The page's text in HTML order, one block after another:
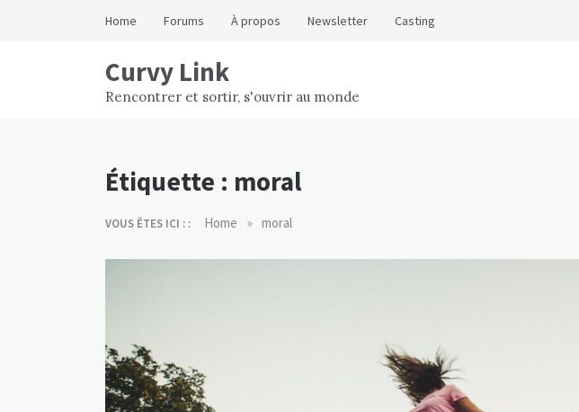
Home Forums À propos Newsletter Casting
Curvy Link
Rencontrer et sortir, s'ouvrir au monde
Étiquette : moral
VOUS ÊTES ICI : : Home » moral